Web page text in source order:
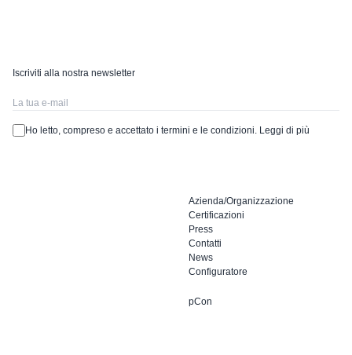
Azienda/Organizzazione
Certificazioni
Press
Contatti
News
Configuratore
pCon
Iscriviti alla nostra newsletter
Ho letto, compreso e accettato i termini e le condizioni. Leggi di più